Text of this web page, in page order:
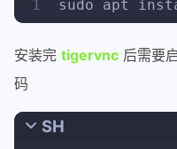
1 sudo apt
安装完 tigervnc 后需要
码
SH